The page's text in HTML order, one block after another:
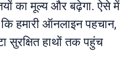
का मूल्य और बढ़ेगा. ऐसे में
हमारी ऑनलाइन पहचान,
सुरक्षित हाथों तक पहुंच